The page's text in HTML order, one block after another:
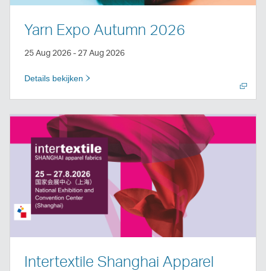
Yarn Expo Autumn 2026
25 Aug 2026 - 27 Aug 2026
Details bekijken
Intertextile Shanghai Apparel
Nieuw
venster
openen